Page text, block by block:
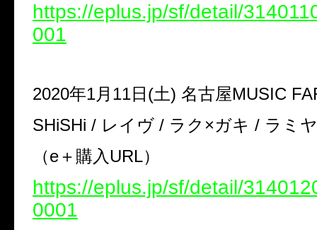
https://eplus.jp/sf/detail/
001
2020年1月11日(土) 名古屋MUSIC
SHiSHi / レイヴ / ラク×ガキ / ラミ
（e＋購入URL）
https://eplus.jp/sf/detail/
0001